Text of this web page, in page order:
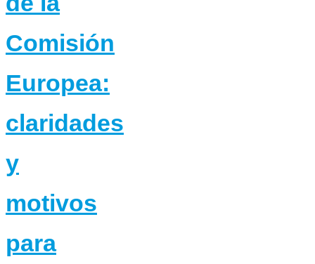
Comisión
Europea:
claridades
y
motivos
para